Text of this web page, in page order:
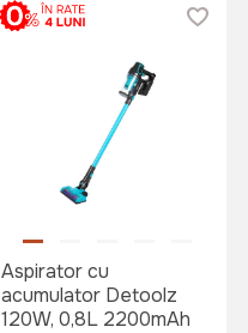
Aspirator cu
acumulator Detoolz
120W, 0,8L 2200mAh